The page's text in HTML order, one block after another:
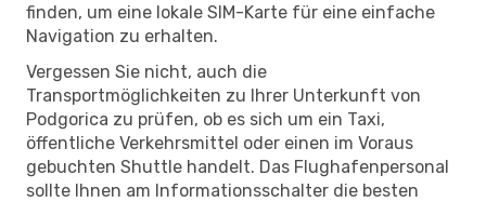
finden, um eine lokale SIM-Karte für eine einfache
Navigation zu erhalten.
Vergessen Sie nicht, auch die
Transportmöglichkeiten zu Ihrer Unterkunft von
Podgorica zu prüfen, ob es sich um ein Taxi,
öffentliche Verkehrsmittel oder einen im Voraus
gebuchten Shuttle handelt. Das Flughafenpersonal
sollte Ihnen am Informationsschalter die besten